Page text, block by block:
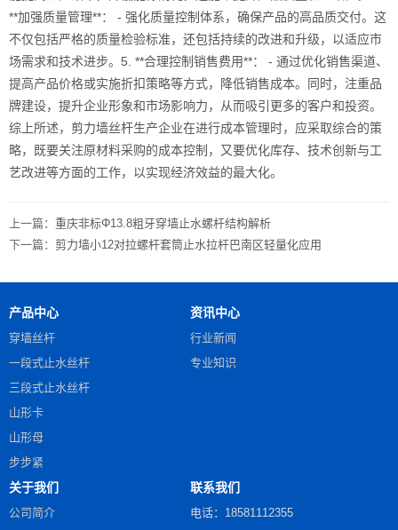
**加强质量管理**： - 强化质量控制体系，确保产品的高品质交付。这
不仅包括严格的质量检验标准，还包括持续的改进和升级，以适应市
场需求和技术进步。5. **合理控制销售费用**： - 通过优化销售渠道、
提高产品价格或实施折扣策略等方式，降低销售成本。同时，注重品
牌建设，提升企业形象和市场影响力，从而吸引更多的客户和投资。
综上所述，剪力墙丝杆生产企业在进行成本管理时，应采取综合的策
略，既要关注原材料采购的成本控制，又要优化库存、技术创新与工
艺改进等方面的工作，以实现经济效益的最大化。
上一篇： 重庆非标Φ13.8粗牙穿墙止水螺杆结构解析
下一篇： 剪力墙小12对拉螺杆套筒止水拉杆巴南区轻量化应用
产品中心
穿墙丝杆
一段式止水丝杆
三段式止水丝杆
山形卡
山形母
步步紧
资讯中心
行业新闻
专业知识
关于我们
公司简介
联系我们
电话：18581112355